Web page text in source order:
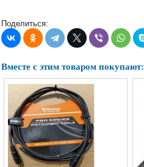
Поделиться:
Вместе с этим товаром покупают: